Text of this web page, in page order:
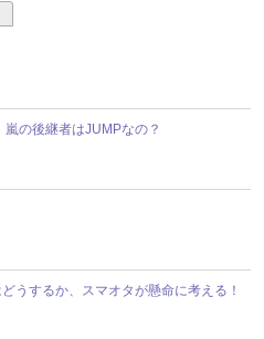
の後継者はJUMPなの？
うするか、スマオタが懸命に考える！